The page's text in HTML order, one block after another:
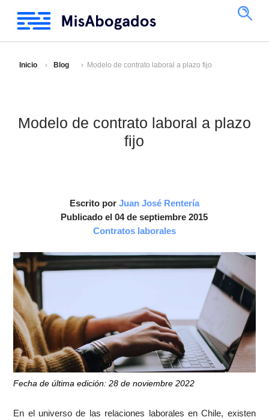
Inicio Blog Modelo de contrato laboral a plazo fijo
Modelo de contrato laboral a plazo
fijo
Escrito por Juan José Rentería
Publicado el 04 de septiembre 2015
Contratos laborales
Fecha de última edición: 28 de noviembre 2022
En el universo de las relaciones laborales en Chile, existen